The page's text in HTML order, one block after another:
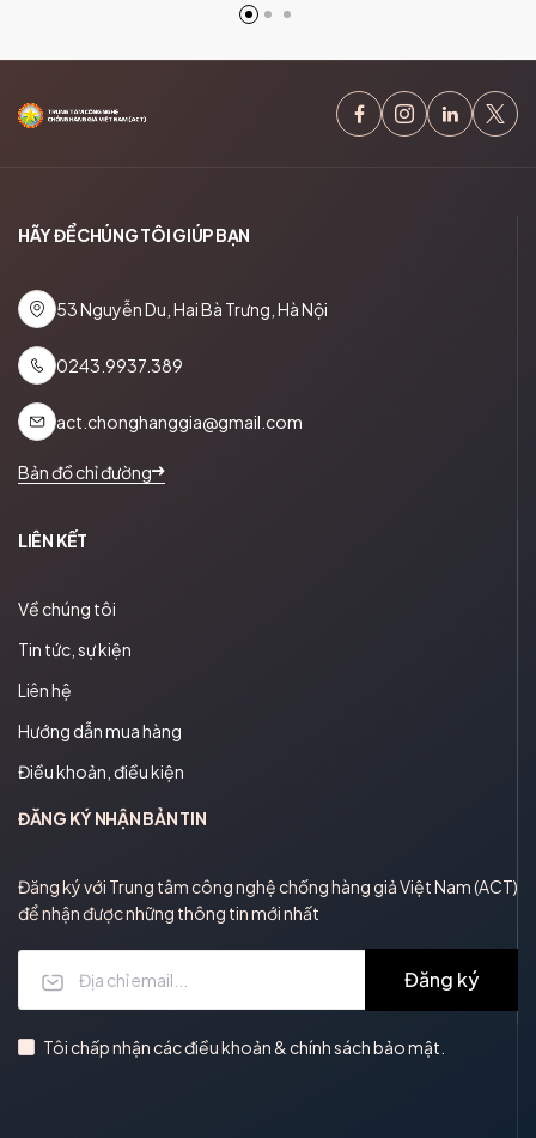
HÃY ĐỂ CHÚNG TÔI GIÚP BẠN
53 Nguyễn Du, Hai Bà Trưng, Hà Nội
0243.9937.389
act.chonghanggia@gmail.com
Bản đồ chỉ đường
LIÊN KẾT
Về chúng tôi
Tin tức, sự kiện
Liên hệ
Hướng dẫn mua hàng
Điều khoản, điều kiện
ĐĂNG KÝ NHẬN BẢN TIN
Đăng ký với Trung tâm công nghệ chống hàng giả Việt Nam (ACT)
để nhận được những thông tin mới nhất
Đăng ký
Tôi chấp nhận các điều khoản & chính sách bảo mật.